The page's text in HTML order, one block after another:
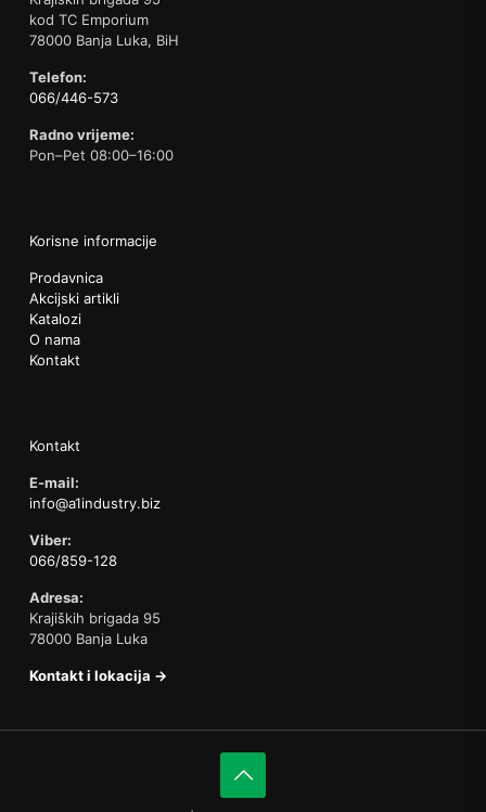
kod TC Emporium
78000 Banja Luka, BiH
Telefon:
066/446-573
Radno vrijeme:
Pon–Pet 08:00–16:00
Korisne informacije
Prodavnica
Akcijski artikli
Katalozi
O nama
Kontakt
Kontakt
E-mail:
info@a1industry.biz
Viber:
066/859-128
Adresa:
Krajiških brigada 95
78000 Banja Luka
Kontakt i lokacija →